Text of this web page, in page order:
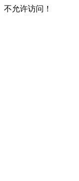
不允许访问！